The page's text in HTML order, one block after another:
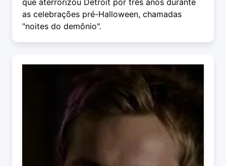
que aterrorizou Detroit por três anos durante
as celebrações pré-Halloween, chamadas
"noites do demônio".